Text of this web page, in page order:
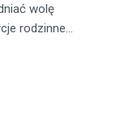
wolę
rodzinne…